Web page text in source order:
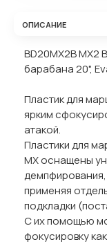
ОПИСАНИЕ
BD20MX2B MX2
барабана 20",
Пластик для
ярким
атакой.
Пластики для
MX оснащены
применяя
подкладки
С их помощью
фокусировку